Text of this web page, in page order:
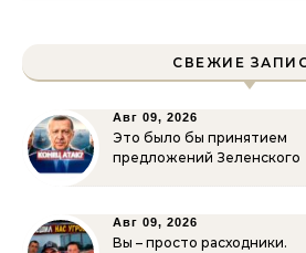
СВЕЖИЕ
Авг 09, 2026
Это было бы принятием
предложений Зеленского
Авг 09, 2026
Вы – просто расходники.